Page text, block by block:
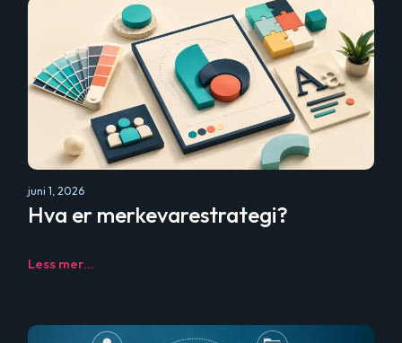
juni 1, 2026
Hva er merkevarestrategi?
Less mer...